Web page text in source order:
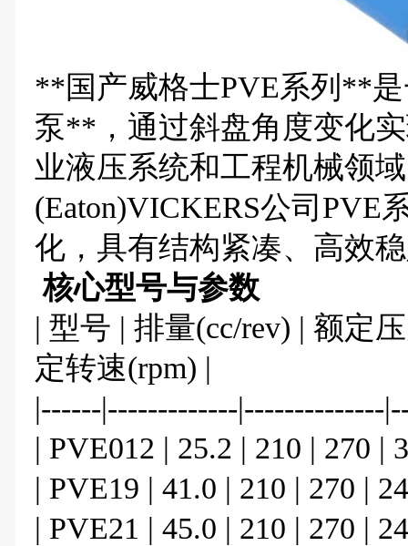
**国产威格士PVE系列**
泵**，通过斜盘角度变化
业液压系统和工程机械领
(Eaton)VICKERS公司PVE
化，具有结构紧凑、高效
核心型号与参数
| 型号 | 排量(cc/rev) | 额定
定转速(rpm) |
|------|-------------|--------------
| PVE012 | 25.2 | 210 | 270 |
| PVE19 | 41.0 | 210 | 270 |
| PVE21 | 45.0 | 210 | 270 |